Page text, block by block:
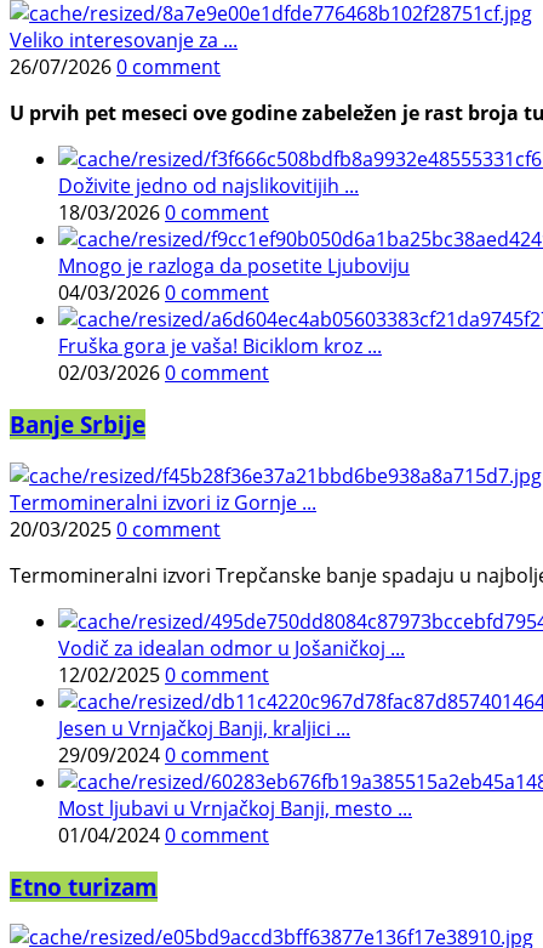
Veliko interesovanje za ...
26/07/20260 comment
U prvih pet meseci ove godine zabeležen je rast
Doživite jedno od najslikovitijih ...
18/03/20260 comment
Mnogo je razloga da posetite Ljuboviju
04/03/20260 comment
Fruška gora je vaša! Biciklom kroz ...
02/03/20260 comment
Banje Srbije
Termomineralni izvori iz Gornje ...
20/03/20250 comment
Termomineralni izvori Trepčanske banje spadaju u
Vodič za idealan odmor u Jošaničkoj ...
12/02/20250 comment
Jesen u Vrnjačkoj Banji, kraljici ...
29/09/20240 comment
Most ljubavi u Vrnjačkoj Banji, mesto ...
01/04/20240 comment
Etno turizam